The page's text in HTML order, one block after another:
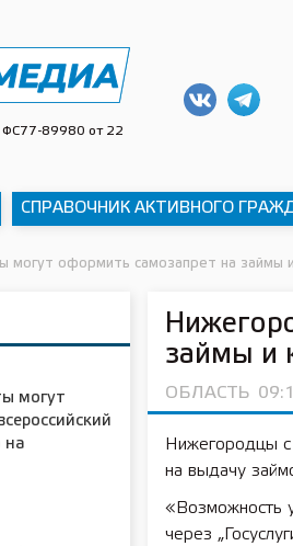
ФС77-89980 от 22
СПРАВОЧНИК АКТИВНОГО
могут оформить самозапрет на займы
могут
на
займы и
ОБЛАСТЬ
Нижегородцы с
на выдачу
«Возможность
через